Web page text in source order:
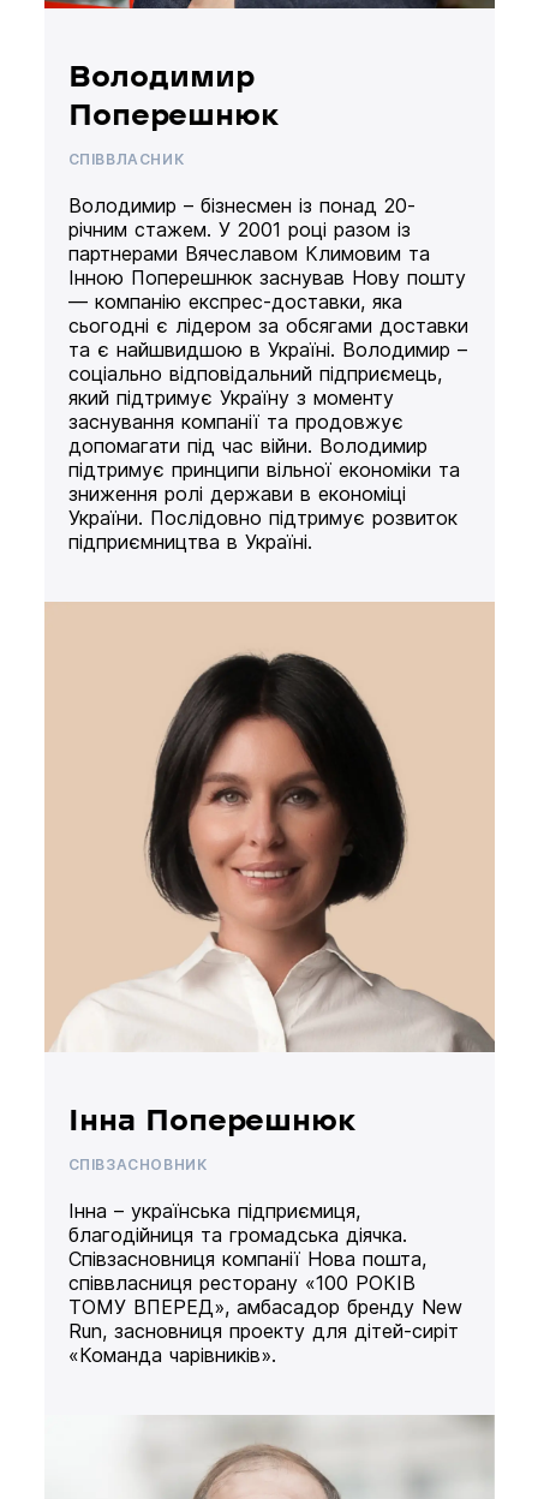
Володимир
Поперешнюк
СПІВВЛАСНИК
Володимир – бізнесмен із понад 20-
річним стажем. У 2001 році разом із
партнерами Вячеславом Климовим та
Інною Поперешнюк заснував Нову пошту
— компанію експрес-доставки, яка
сьогодні є лідером за обсягами доставки
та є найшвидшою в Україні. Володимир –
соціально відповідальний підприємець,
який підтримує Україну з моменту
заснування компанії та продовжує
допомагати під час війни. Володимир
підтримує принципи вільної економіки та
зниження ролі держави в економіці
України. Послідовно підтримує розвиток
підприємництва в Україні.
Інна Поперешнюк
СПІВЗАСНОВНИК
Інна – українська підприємиця,
благодійниця та громадська діячка.
Співзасновниця компанії Нова пошта,
співвласниця ресторану «100 РОКІВ
ТОМУ ВПЕРЕД», амбасадор бренду New
Run, засновниця проекту для дітей-сиріт
«Команда чарівників».